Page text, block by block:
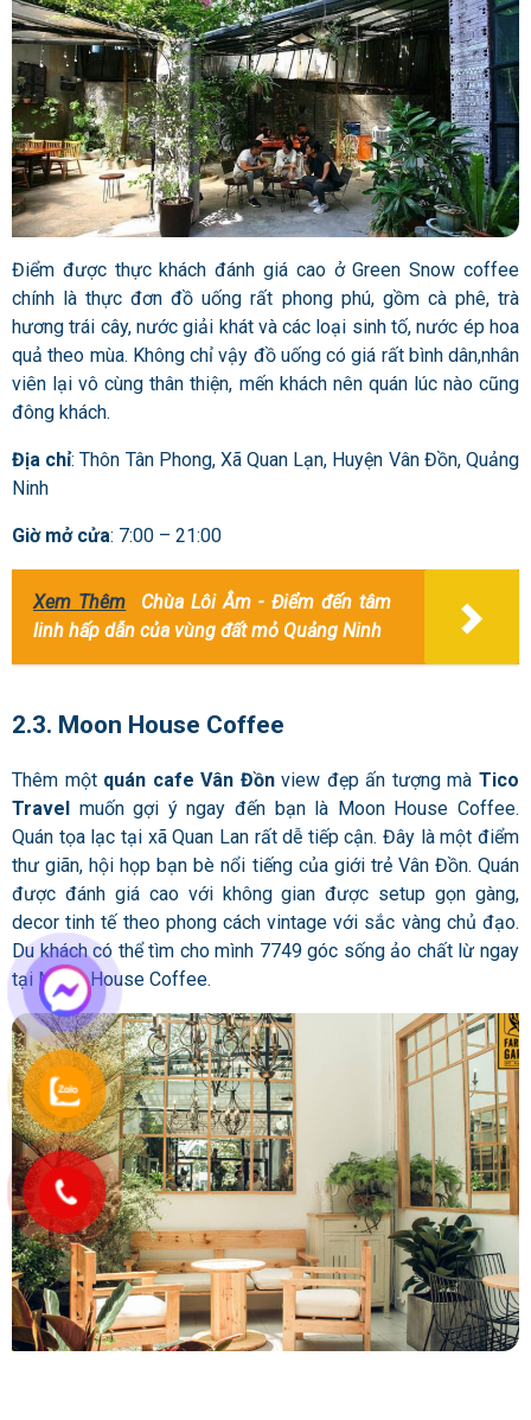
Điểm được thực khách đánh giá cao ở Green Snow coffee
chính là thực đơn đồ uống rất phong phú, gồm cà phê, trà
hương trái cây, nước giải khát và các loại sinh tố, nước ép hoa
quả theo mùa. Không chỉ vậy đồ uống có giá rất bình dân,nhân
viên lại vô cùng thân thiện, mến khách nên quán lúc nào cũng
đông khách.
Địa chỉ: Thôn Tân Phong, Xã Quan Lạn, Huyện Vân Đồn, Quảng
Ninh
Giờ mở cửa: 7:00 – 21:00
Xem Thêm
Chùa Lôi Âm - Điểm đến tâm
linh hấp dẫn của vùng đất mỏ Quảng Ninh
2.3. Moon House Coffee
Thêm một quán cafe Vân Đồnview đẹp ấn tượng màTico
Travel muốn gợi ý ngay đến bạn là Moon House Coffee.
Quán tọa lạc tại xã Quan Lan rất dễ tiếp cận. Đây là một điểm
thư giãn, hội họp bạn bè nổi tiếng của giới trẻ Vân Đồn. Quán
được đánh giá cao với không gian được setup gọn gàng,
decor tinh tế theo phong cách vintage với sắc vàng chủ đạo.
Du khách có thể tìm cho mình 7749 góc sống ảo chất lừ ngay
tại Moon House Coffee.